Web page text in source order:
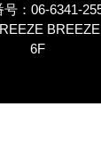
号：06-6341-
6F